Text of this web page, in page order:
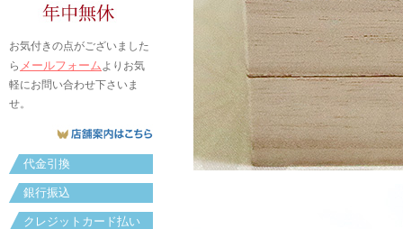
お気付きの点がございました
ら メールフォームよりお気
軽にお問い合わせ下さいま
せ。
代金引換
銀行振込
クレジットカード払い